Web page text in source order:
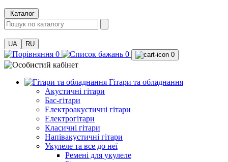
Каталог
UA RU
0 0 0
Гітари та обладнання
Акустичні гітари
Бас-гітари
Електроакустичні гітари
Електрогітари
Класичні гітари
Напівакустичні гітари
Укулеле та все до неї
Ремені для укулеле